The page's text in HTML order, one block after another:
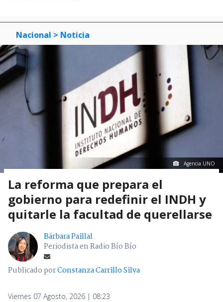
Nacional > Noticia
Agencia UNO
La reforma que prepara el
gobierno para redefinir el INDH y
quitarle la facultad de querellarse
Bárbara Paillal
Periodista en Radio Bío Bío
Publicado porConstanza Carrillo Silva
Viernes 07 Agosto, 2026 | 08:23